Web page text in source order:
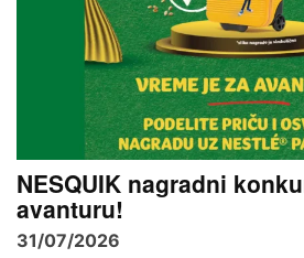
NESQUIK nagradni
avanturu!
31/07/2026